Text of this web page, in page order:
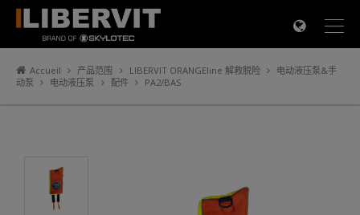
Accueil 产品范围 LIBERVIT ORANGEline 解救脱险
电动液压泵&手
动泵
电动液压泵 配件 PA2/BAS ×